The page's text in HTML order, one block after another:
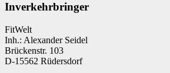
Inverkehrbringer
FitWelt
Inh.: Alexander Seidel
Brückenstr. 103
D-15562 Rüdersdorf